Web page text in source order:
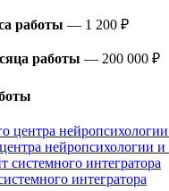
работы — 1 200 ₽
работы — 200 000 ₽
центра
интегратора